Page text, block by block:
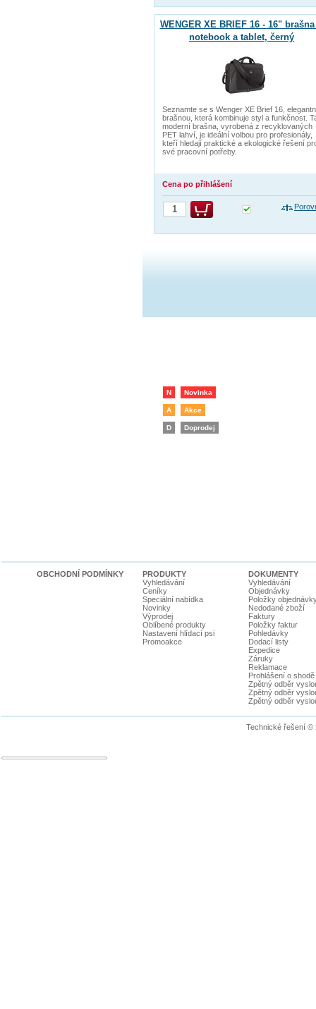
WENGER XE BRIEF 16 - 16"
notebook a tablet, černý
Seznamte se s Wenger XE Brief 16,
brašnou, která kombinuje styl a funkčnost.
moderní brašna, vyrobená z recyklovaných
PET lahví, je ideální volbou pro profesionály,
kteří hledají praktické a ekologické řešení
své pracovní potřeby.
Cena po přihlášení
N Novinka
A Akce
D Doprodej
OBCHODNÍ PODMÍNKY
PRODUKTY
Vyhledávání
Ceníky
Speciální nabídka
Novinky
Výprodej
Oblíbené produkty
Nastavení hlídací psi
Promoakce
DOKUMENTY
Vyhledávání
Objednávky
Položky
Nedodané zboží
Faktury
Položky faktur
Pohledávky
Dodací listy
Expedice
Záruky
Reklamace
Prohlášení o shodě
Zpětný odběr
Zpětný odběr
Zpětný odběr
Technické řešení ©